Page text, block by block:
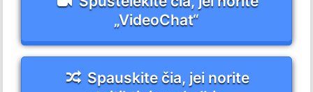
„VideoChat“
Spauskite čia, jei norite